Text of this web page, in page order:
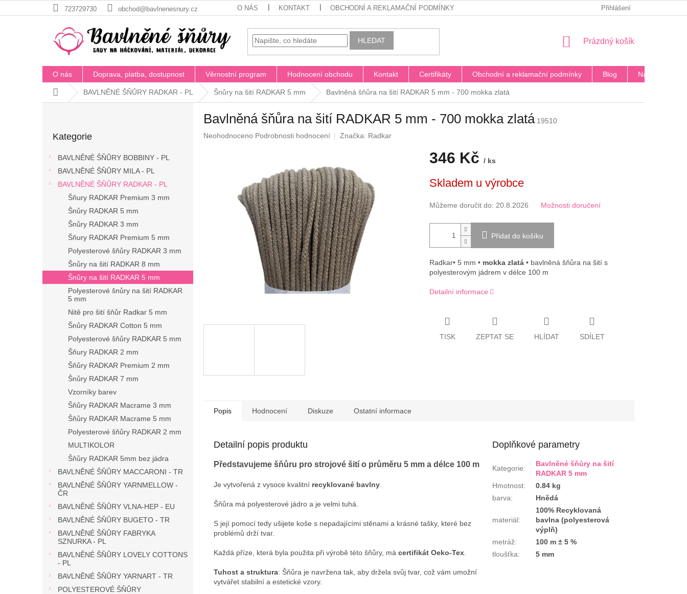
na
723729730 obchod@bavlnenesnury.cz O NÁS KONTAKT OBCHODNÍ A REKLAMAČNÍ PODMÍNKY PODMÍNKY OCHRANY OSOBNÍCH ÚDAJŮ BLOG
Přihlášení
HLEDAT
NÁKUPNÍ
Prázdný košík
O nás Doprava, platba, dostupnost Věrnostní program Hodnocení obchodu Kontakt Certifikáty Obchodní a reklamační podmínky Blog Napište nám
Domů BAVLNĚNÉ ŠŇŮRY RADKAR - PL Šnůry na šití RADKAR 5 mm Bavlněná šňůra na šití RADKAR 5 mm - 700 mokka zlatá
kategorie
Kategorie
BAVLNĚNÉ ŠŇŮRY BOBBINY - PL
BAVLNĚNÉ ŠŇŮRY MILA - PL
BAVLNĚNÉ ŠŇŮRY RADKAR - PL
Šňury RADKAR Premium 3 mm
Šnůry RADKAR 5 mm
Šnůry RADKAR 3 mm
Šňury RADKAR Premium 5 mm
Polyesterové šňůry RADKAR 3 mm
Šnůry na šití RADKAR 8 mm
Šnůry na šití RADKAR 5 mm
Polyesterové šnůry na šití RADKAR
5 mm
Nitě pro šití šňůr Radkar 5 mm
Šnůry RADKAR Cotton 5 mm
Polyesterové šňůry RADKAR 5 mm
Šňury RADKAR 2 mm
Šňůry RADKAR Premium 2 mm
Šnůry RADKAR 7 mm
Vzorníky barev
Šňůry RADKAR Macrame 3 mm
Šňůry RADKAR Macrame 5 mm
Polyesterové šňůry RADKAR 2 mm
MULTIKOLOR
Šňůry RADKAR 5mm bez jádra
BAVLNĚNÉ ŠŇŮRY MACCARONI - TR
BAVLNĚNÉ ŠŇŮRY YARNMELLOW -
ČR
BAVLNĚNÉ ŠŇŮRY VLNA-HEP - EU
BAVLNĚNÉ ŠŇŮRY BUGETO - TR
BAVLNĚNÉ ŠŇŮRY FABRYKA
SZNURKA - PL
BAVLNĚNÉ ŠŇŮRY LOVELY COTTONS
- PL
BAVLNĚNÉ ŠŇŮRY YARNART - TR
POLYESTEROVÉ ŠŇŮRY
Bavlněná šňůra na šití RADKAR 5 mm - 700 mokka zlatá 19510
Průměrné
Neohodnoceno Podrobnosti hodnocení Značka: Radkar
346 Kč / ks
cena:
Skladem u výrobce
Můžeme doručit do: 20.8.2026 Možnosti doručení
Přidat do košíku
Radkar• 5 mm •mokkazlatá• bavlněná šňůra na šití s
polyesterovým jádrem v délce 100 m
Detailní informace
TISK ZEPTAT SE HLÍDAT SDÍLET
Popis Hodnocení Diskuze Ostatní informace
Detailní popis produktu
Představujeme šňůru pro strojové šití o průměru 5 mm a délce 100 m
Je vytvořená z vysoce kvalitní recyklované bavlny
Šňůra má polyesterové jádro a je velmi tuhá.
S její pomocí tedy ušijete koše s nepadajícími stěnami a krásné tašky, které bez
problémů drží tvar.
Každá příze, která byla použita při výrobě této šňůry, má certifikát Oeko-Tex
Tuhost a struktura: Šňůra je navržena tak, aby držela svůj tvar, což vám umožní
vytvářet stabilní a estetické vzory.
Doplňkové parametry
Kategorie:
Bavlněné šňůry na šití
RADKAR 5 mm
Hmotnost:
0.84 kg
barva: Hnědá
materiál:
100% Recyklovaná
bavlna (polyesterová
výplň)
metráž:
100 m ± 5 %
tloušťka: 5 mm